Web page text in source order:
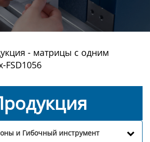
- матрицы с одним
FSD1056
и Гибочный инструмент